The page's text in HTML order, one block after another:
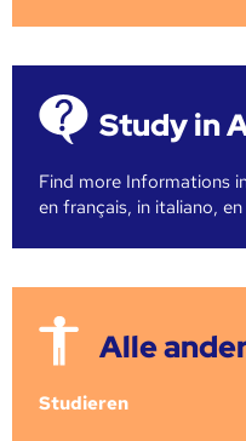
Study in
Find more Informations
en français, in italiano,
Alle
Studieren